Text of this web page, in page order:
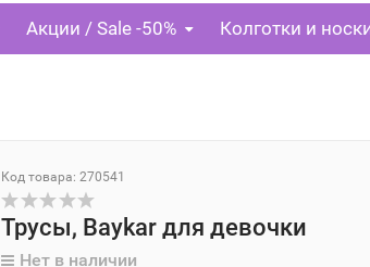
Акции / Sale -50% Колготки и
Код товара: 270541
Трусы, Baykar для девочки
Нет в наличии